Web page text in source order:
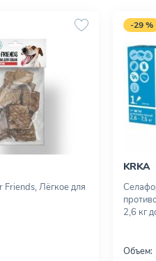
Friends, Лёгкое для
-29 %
KRKA
2,6 кг
Объем: